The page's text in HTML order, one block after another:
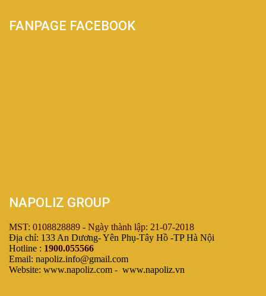
FANPAGE FACEBOOK
NAPOLIZ GROUP
MST: 0108828889 - Ngày thành lập: 21-07-2018
Địa chỉ: 133 An Dương- Yên Phụ-Tây Hồ -TP Hà Nội
Hotline : 1900.055566
Email: napoliz.info@gmail.com
Website: www.napoliz.com - www.napoliz.vn